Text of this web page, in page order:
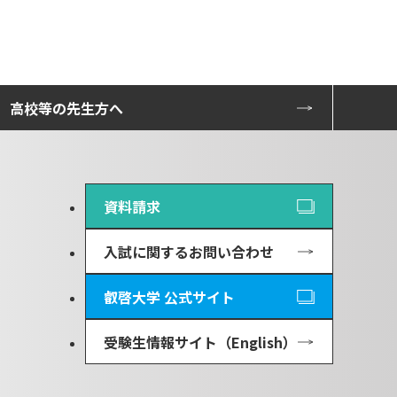
高校等の先生方へ
資料請求
入試に関するお問い合わせ
叡啓大学 公式サイト
受験生情報サイト（English）